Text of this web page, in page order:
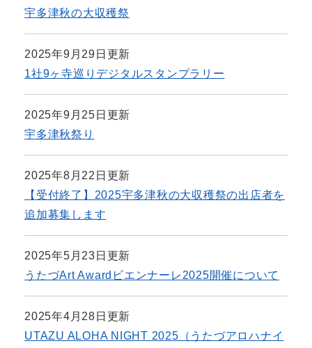
宇多津秋の大収穫祭
2025年9月29日更新
1社9ヶ寺巡りデジタルスタンプラリー
2025年9月25日更新
宇多津秋祭り
2025年8月22日更新
【受付終了】2025宇多津秋の大収穫祭の出店者を
追加募集します
2025年5月23日更新
うたづArt Awardビエンナーレ2025開催について
2025年4月28日更新
UTAZU ALOHA NIGHT 2025（うたづアロハナイ